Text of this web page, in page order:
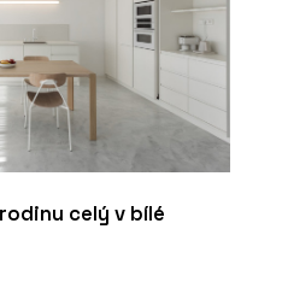
celý v bílé